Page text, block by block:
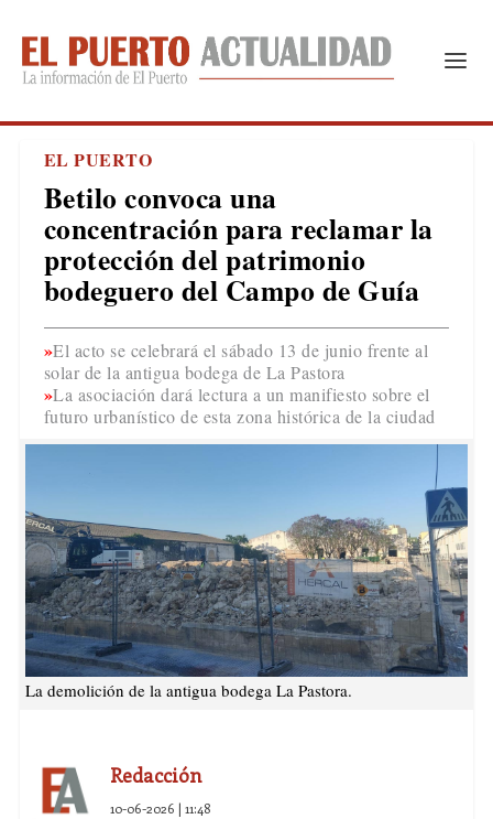
EL PUERTO
Betilo convoca una
concentración para reclamar la
protección del patrimonio
bodeguero del Campo de Guía
El acto se celebrará el sábado 13 de junio frente al
solar de la antigua bodega de La Pastora
La asociación dará lectura a un manifiesto sobre el
futuro urbanístico de esta zona histórica de la ciudad
La demolición de la antigua bodega La Pastora.
Redacción
10-06-2026 | 11:48